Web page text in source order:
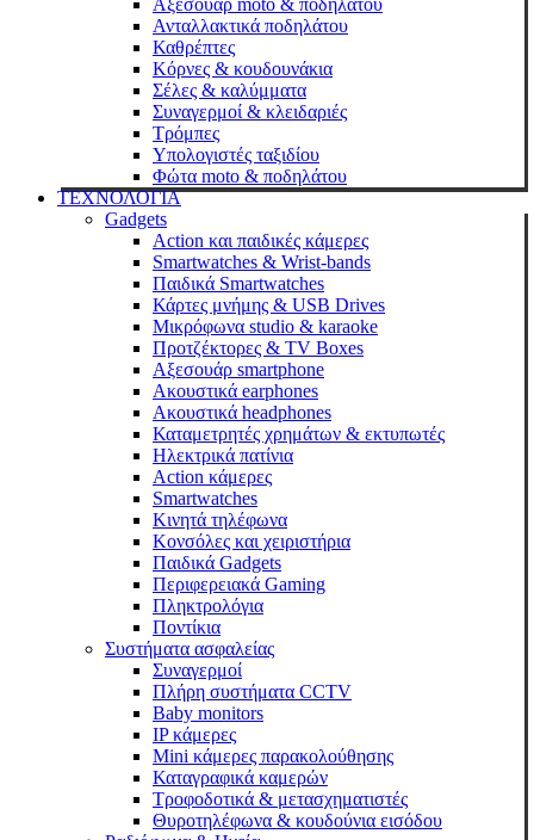
Αξεσουάρ moto & ποδηλάτου
Ανταλλακτικά ποδηλάτου
Καθρέπτες
Κόρνες & κουδουνάκια
Σέλες & καλύμματα
Συναγερμοί & κλειδαριές
Τρόμπες
Υπολογιστές ταξιδίου
Φώτα moto & ποδηλάτου
ΤΕΧΝΟΛΟΓΙΑ
Gadgets
Action και παιδικές κάμερες
Smartwatches & Wrist-bands
Παιδικά Smartwatches
Κάρτες μνήμης & USB Drives
Μικρόφωνα studio & karaoke
Προτζέκτορες & TV Boxes
Αξεσουάρ smartphone
Ακουστικά earphones
Ακουστικά headphones
Καταμετρητές χρημάτων & εκτυπωτές
Ηλεκτρικά πατίνια
Action κάμερες
Smartwatches
Κινητά τηλέφωνα
Κονσόλες και χειριστήρια
Παιδικά Gadgets
Περιφερειακά Gaming
Πληκτρολόγια
Ποντίκια
Συστήματα ασφαλείας
Συναγερμοί
Πλήρη συστήματα CCTV
Baby monitors
IP κάμερες
Mini κάμερες παρακολούθησης
Καταγραφικά καμερών
Τροφοδοτικά & μετασχηματιστές
Θυροτηλέφωνα & κουδούνια εισόδου